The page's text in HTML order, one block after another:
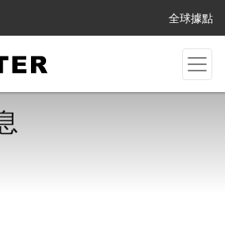
全球據點